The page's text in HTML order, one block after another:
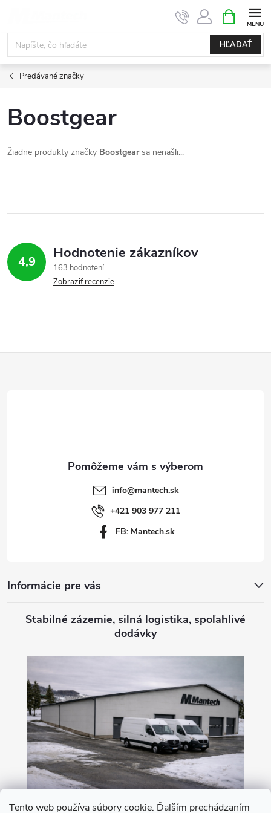
Tento web používa súbory cookie. Ďalším prechádzaním
obsah
HĽADAŤ
KOŠÍK
Predávané značky
Boostgear
Žiadne produkty značky Boostgearsa nenašli...
4,9 Hodnotenie zákazníkov
163 hodnotení
Zobraziť recenzie
info@mantech.sk
+421 903 977 211
FB: Mantech.sk
Informácie pre vás
Stabilné zázemie, silná logistika, spoľahlivé
dodávky